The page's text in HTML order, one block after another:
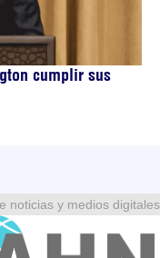
cumplir sus
noticias y medios digitales